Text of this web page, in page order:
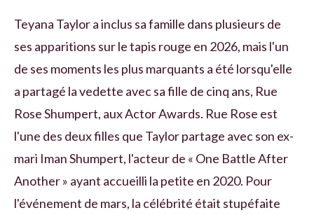
Teyana Taylor a inclus sa famille dans plusieurs de
ses apparitions sur le tapis rouge en 2026, mais l'un
de ses moments les plus marquants a été lorsqu'elle
a partagé la vedette avec sa fille de cinq ans, Rue
Rose Shumpert, aux Actor Awards. Rue Rose est
l'une des deux filles que Taylor partage avec son ex-
mari Iman Shumpert, l'acteur de « One Battle After
Another » ayant accueilli la petite en 2020. Pour
l'événement de mars, la célébrité était stupéfaite